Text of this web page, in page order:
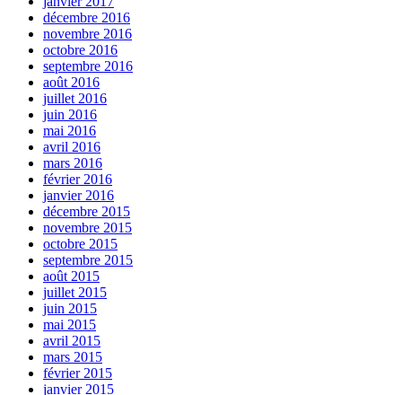
décembre 2016
novembre 2016
octobre 2016
septembre 2016
août 2016
juillet 2016
juin 2016
mai 2016
avril 2016
mars 2016
février 2016
janvier 2016
décembre 2015
novembre 2015
octobre 2015
septembre 2015
août 2015
juillet 2015
juin 2015
mai 2015
avril 2015
mars 2015
février 2015
janvier 2015